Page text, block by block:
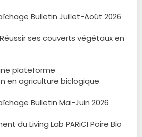
Bulletin Juillet-Août 2026
plateforme
en agriculture biologique
Bulletin Mai-Juin 2026
du Living Lab PARiCI Poire Bio